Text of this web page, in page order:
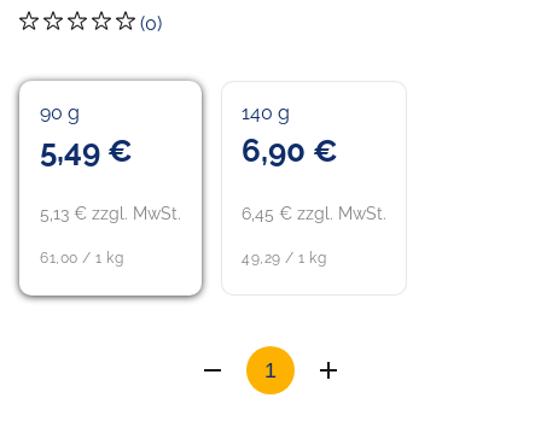
(0)
90 g
5,49 €
5,13 € zzgl. MwSt.
61,00 / 1 kg
140 g
6,90 €
6,45 € zzgl. MwSt.
49,29 / 1 kg